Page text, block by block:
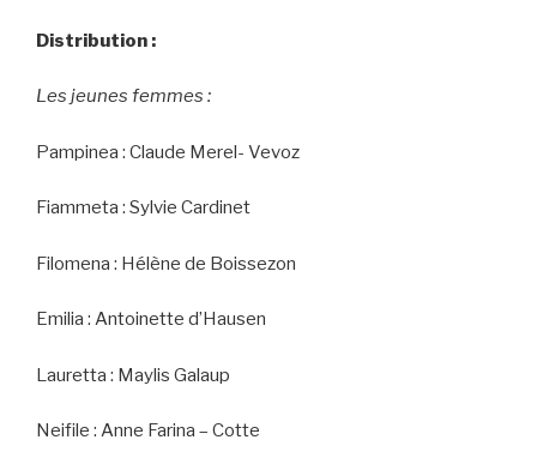
Distribution :
Les jeunes femmes :
Pampinea : Claude Merel- Vevoz
Fiammeta : Sylvie Cardinet
Filomena : Hélène de Boissezon
Emilia : Antoinette d’Hausen
Lauretta : Maylis Galaup
Neifile : Anne Farina – Cotte